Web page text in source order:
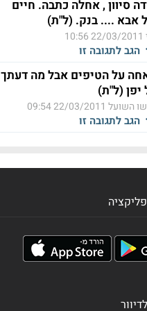
סיוון , אחלה כתבה. חיים
אבא .... בנק. (ל"ת)
22/03/2011 10:56
הגב לתגובה זו
על הטיפים אבל מה דעתך
יפן (ל"ת)
השועל 22/03/2011 09:54
הגב לתגובה זו